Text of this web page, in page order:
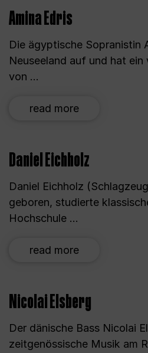
Amina Edris
Die ägyptische Sopranistin
Neuseeland auf und hat
von ...
read more
Daniel Eichholz
Daniel Eichholz
geboren, studierte
Hochschule ...
read more
Nicolai Elsberg
Der dänische Bass Nicolai
zeitgenössische Musik am